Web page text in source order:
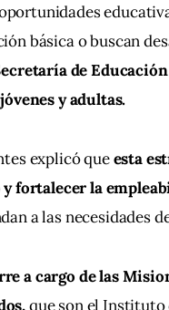
básica o buscan
de
y adultas.
explicó que esta
fortalecer la
a las necesidades
a cargo de las
que son el Instituto